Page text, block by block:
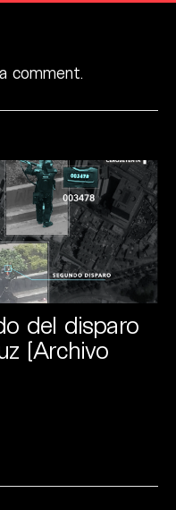
comment.
del disparo
[Archivo